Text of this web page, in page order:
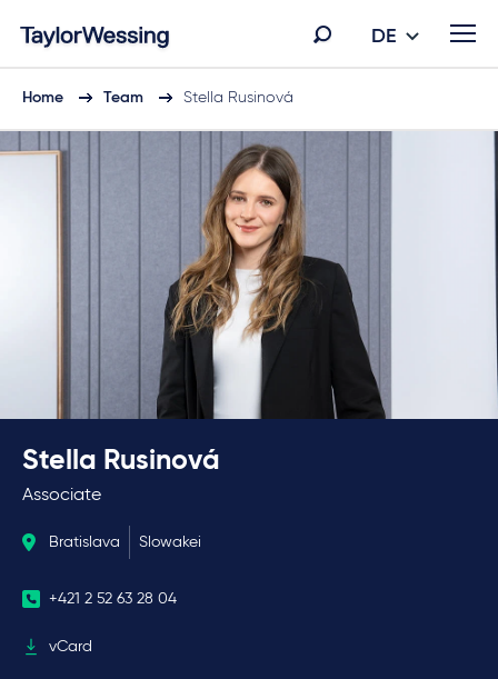
DE
Home Team Stella Rusinová
Stella Rusinová
Associate
Bratislava Slowakei
+421 2 52 63 28 04
vCard